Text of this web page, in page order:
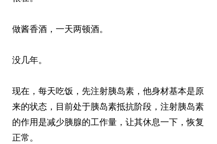
做酱香酒，一天两顿酒。
没几年。
现在，每天吃饭，先注射胰岛素，他身材基本是原
来的状态，目前处于胰岛素抵抗阶段，注射胰岛素
的作用是减少胰腺的工作量，让其休息一下，恢复
正常。